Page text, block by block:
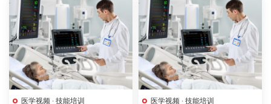
医学视频 · 技能培训
医学视频 · 技能培训